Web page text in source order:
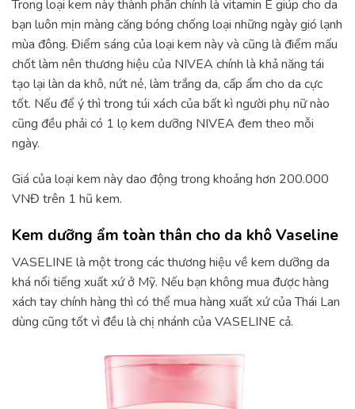
Trong loại kem này thành phần chính là vitamin E giúp cho da
bạn luôn mịn màng căng bóng chống loại những ngày gió lạnh
mùa đông. Điểm sáng của loại kem này và cũng là điểm mấu
chốt làm nên thương hiệu của NIVEA chính là khả năng tái
tạo lại làn da khô, nứt nẻ, làm trắng da, cấp ẩm cho da cực
tốt. Nếu để ý thì trong túi xách của bất kì người phụ nữ nào
cũng đều phải có 1 lọ kem dưỡng NIVEA đem theo mỗi
ngày.
Giá của loại kem này dao động trong khoảng hơn 200.000
VNĐ trên 1 hũ kem.
Kem dưỡng ẩm toàn thân cho da khô Vaseline
VASELINE là một trong các thương hiệu về kem dưỡng da
khá nổi tiếng xuất xứ ở Mỹ. Nếu bạn không mua được hàng
xách tay chính hàng thì có thể mua hàng xuất xứ của Thái Lan
dùng cũng tốt vì đều là chị nhánh của VASELINE cả.